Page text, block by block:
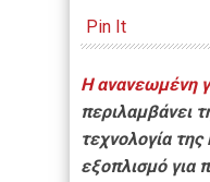
Pin It
Η ανανεωμένη
περιλαμβάνει
τεχνολογία
εξοπλισμό για